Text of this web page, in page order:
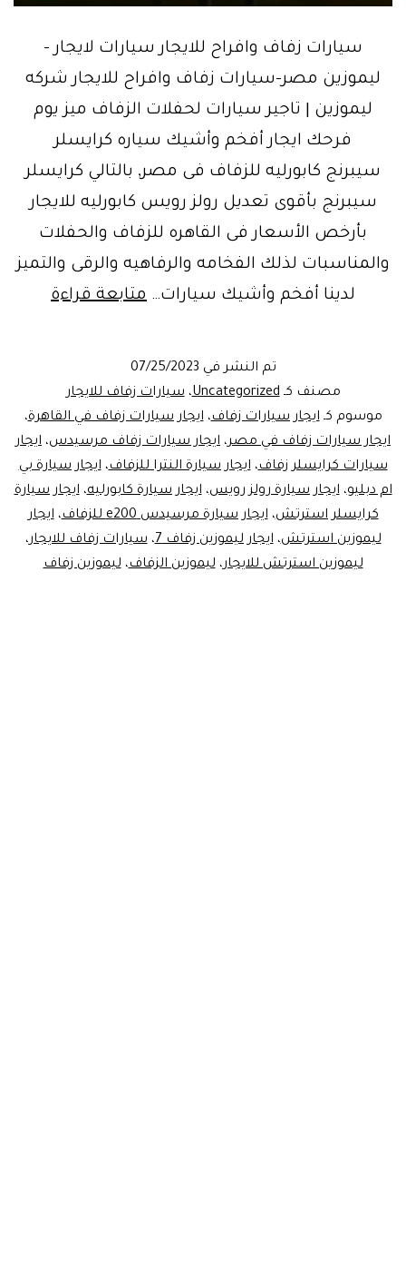
سيارات زفاف وافراح للايجار سيارات لايجار –
ليموزين مصر-سيارات زفاف وافراح للايجار شركه
ليموزين | تاجير سيارات لحفلات الزفاف ميز يوم
فرحك ايجار أفخم وأشيك سياره كرايسلر
سيبرنج كابورليه للزفاف فى مصر, بالتالي كرايسلر
سيبرنج بأقوى تعديل رولز رويس كابورليه للايجار
بأرخص الأسعار فى القاهره للزفاف والحفلات
والمناسبات لذلك الفخامه والرفاهيه والرقى والتميز
لدينا أفخم وأشيك سيارات… متابعة قراءة
مدينة
نصر *01102106655*
تم النشر في 07/25/2023
مصنف كـUncategorized،سيارات زفاف للايجار
موسوم كـايجار سيارات زفاف،ايجار سيارات زفاف في القاهرة،
ايجار سيارات زفاف في مصر، ايجار سيارات زفاف مرسيدس، ايجار
سيارات كرايسلر زفاف،ايجار سيارة النترا للزفاف،ايجار سيارة بي
ام دبليو،ايجار سيارة رولز رويس،ايجار سيارة كابورليه،ايجار سيارة
كرايسلر استرتش،ايجار سيارة مرسيدس e200 للزفاف ،ايجار
ليموزين استرتش،ايجار ليموزين زفاف 7 ،سيارات زفاف للايجار،
ليموزين استرتش للايجار،ليموزين الزفاف،ليموزين زفاف